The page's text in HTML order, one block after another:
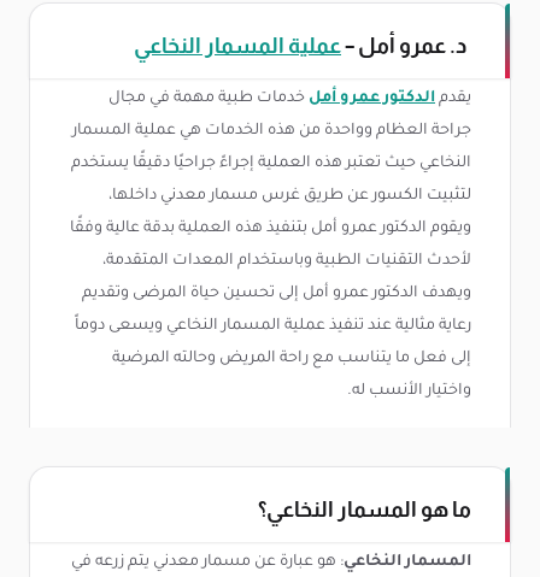
د. عمرو أمل –عملية المسمار النخاعي
يقدم الدكتور عمرو أمل خدمات طبية مهمة في مجال
جراحة العظام وواحدة من هذه الخدمات هي عملية المسمار
النخاعي حيث تعتبر هذه العملية إجراءً جراحيًا دقيقًا يستخدم
لتثبيت الكسور عن طريق غرس مسمار معدني داخلها،
ويقوم الدكتور عمرو أمل بتنفيذ هذه العملية بدقة عالية وفقًا
لأحدث التقنيات الطبية وباستخدام المعدات المتقدمة،
ويهدف الدكتور عمرو أمل إلى تحسين حياة المرضى وتقديم
رعاية مثالية عند تنفيذ عملية المسمار النخاعي ويسعى دوماً
إلى فعل ما يتناسب مع راحة المريض وحالته المرضية
واختيار الأنسب له.
ما هو المسمار النخاعي؟
المسمار النخاعي: هو عبارة عن مسمار معدني يتم زرعه في